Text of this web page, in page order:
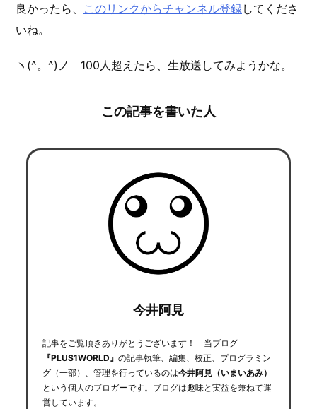
良かったら、 このリンクからチャンネル登録してくださ
いね。
ヽ(^。^)ノ 100人超えたら、生放送してみようかな。
この記事を書いた人
今井阿見
記事をご覧頂きありがとうございます！ 当ブログ
『PLUS1WORLD』 の記事執筆、編集、校正、プログラミン
グ（一部）、管理を行っているのは今井阿見（いまいあみ）
という個人のブロガーです。ブログは趣味と実益を兼ねて運
営しています。